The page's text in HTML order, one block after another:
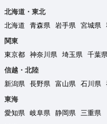
北海道・東北
北海道
青森県 岩手県 宮城県
関東
東京都
神奈川県 埼玉県 千葉
信越・北陸
新潟県
長野県 富山県 石川県
東海
愛知県
岐阜県 静岡県
三重県